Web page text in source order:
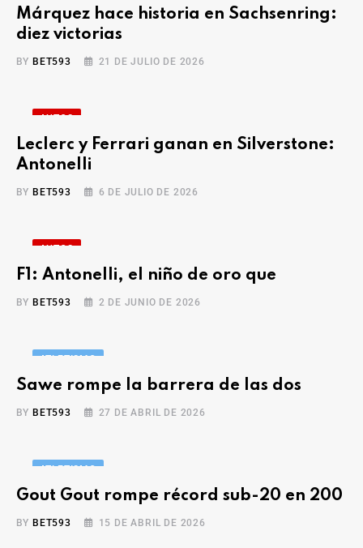
Márquez hace historia en Sachsenring:
diez victorias
BY BET593 21 DE JULIO DE 2026
AUTOS
Leclerc y Ferrari ganan en Silverstone:
Antonelli
BY BET593 6 DE JULIO DE 2026
AUTOS
F1: Antonelli, el niño de oro que
BY BET593 2 DE JUNIO DE 2026
ATLETISMO
Sawe rompe la barrera de las dos
BY BET593 27 DE ABRIL DE 2026
ATLETISMO
Gout Gout rompe récord sub-20 en 200
BY BET593 15 DE ABRIL DE 2026